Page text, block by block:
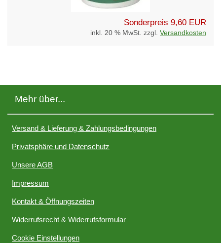
Sonderpreis 9,60 EUR
inkl. 20 % MwSt. zzgl. Versandkosten
Mehr über...
Versand & Lieferung & Zahlungsbedingungen
Privatsphäre und Datenschutz
Unsere AGB
Impressum
Kontakt & Öffnungszeiten
Widerrufsrecht & Widerrufsformular
Cookie Einstellungen